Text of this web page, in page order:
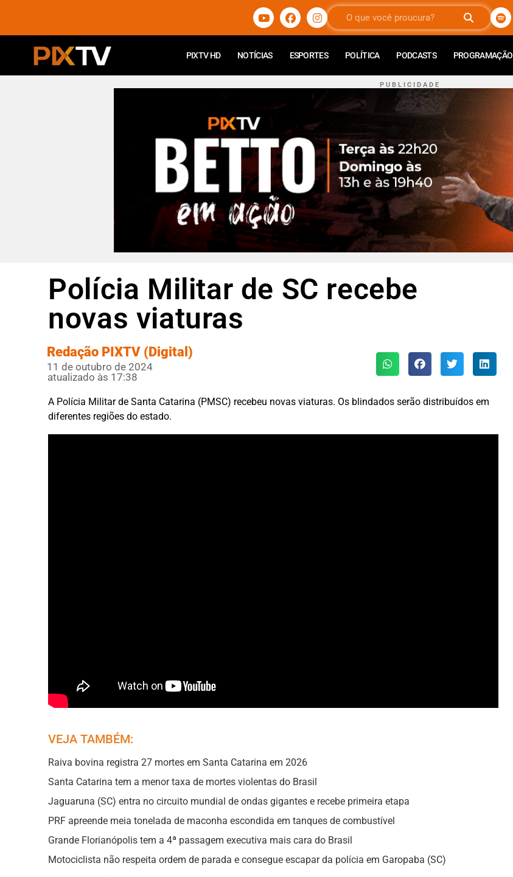
PIXTV HD NOTÍCIAS ESPORTES POLÍTICA PODCASTS PROGRAMAÇÃO
P U B L I C I D A D E
Polícia Militar de SC recebe
novas viaturas
Redação PIXTV (Digital)
11 de outubro de 2024
atualizado às 17:38
A Polícia Militar de Santa Catarina (PMSC) recebeu novas viaturas. Os blindados serão distribuídos em
diferentes regiões do estado.
VEJA TAMBÉM:
Raiva bovina registra 27 mortes em Santa Catarina em 2026
Santa Catarina tem a menor taxa de mortes violentas do Brasil
Jaguaruna (SC) entra no circuito mundial de ondas gigantes e recebe primeira etapa
PRF apreende meia tonelada de maconha escondida em tanques de combustível
Grande Florianópolis tem a 4ª passagem executiva mais cara do Brasil
Motociclista não respeita ordem de parada e consegue escapar da polícia em Garopaba (SC)